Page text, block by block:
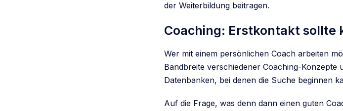
der Weiterbildung beitragen.
Coaching: Erstkontakt sollte
Wer mit einem persönlichen Coach arbeiten
Bandbreite verschiedener Coaching-
Datenbanken, bei denen die Suche beginnen
Auf die Frage, was denn dann einen guten